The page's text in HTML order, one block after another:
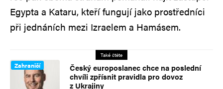
Egypta a Kataru, kteří fungují jako prostředníci
při jednáních mezi Izraelem a Hamásem.
Také čtěte
Zahraničí
Český europoslanec chce na poslední
chvíli zpřísnit pravidla pro dovoz
z Ukrajiny